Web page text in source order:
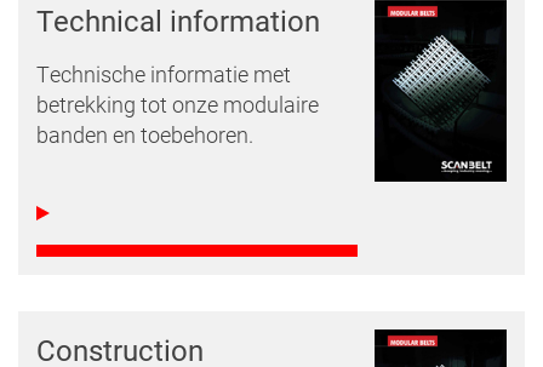
Technical information
Technische informatie met
betrekking tot onze modulaire
banden en toebehoren.
Construction